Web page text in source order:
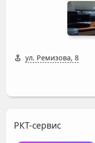
ул. Ремизова, 8
РКТ-сервис